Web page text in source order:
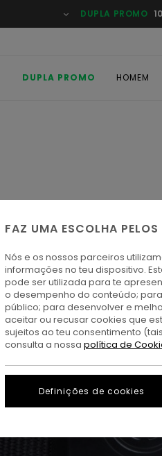
DUPLA PROMO
DUPLA PROMO HOMEM
FAZ UMA ESCOLHA
Nós e os nossos parceiros
informações no teu dispositivo.
pode ser utilizada para te
o desempenho do conteúdo;
público; para desenvolver e
aceitar ou recusar cookies que
sujeitos ao teu consentimento
consulta a nossa política de
Definições de cookies